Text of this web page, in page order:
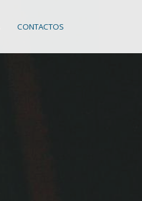
CONTACTOS